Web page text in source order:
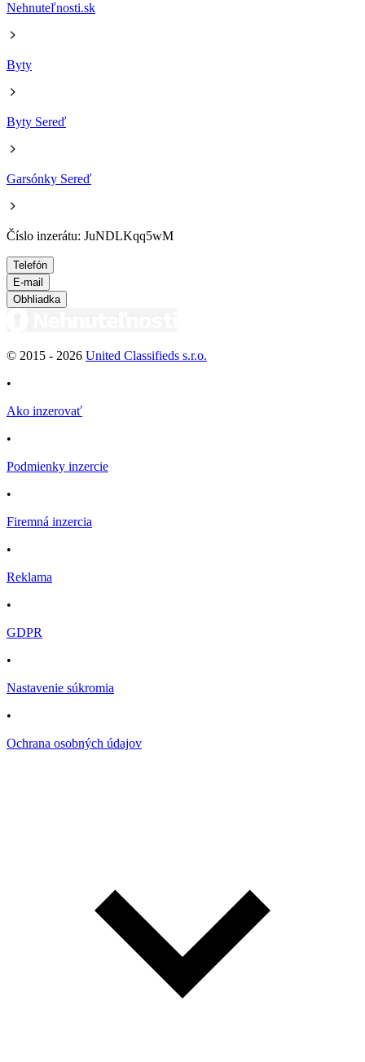
Nehnuteľnosti.sk
Byty
Byty Sereď
Garsónky Sereď
Číslo inzerátu: JuNDLKqq5wM
Telefón
E-mail
Obhliadka
© 2015 - 2026 United Classifieds s.r.o.
•
Ako inzerovať
•
Podmienky inzercie
•
Firemná inzercia
•
Reklama
•
GDPR
•
Nastavenie súkromia
•
Ochrana osobných údajov